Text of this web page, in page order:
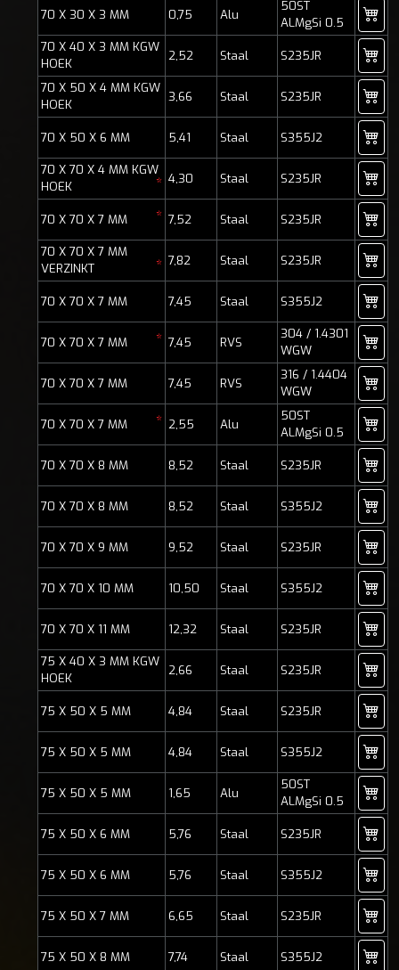
70 X 30 X 3 MM 0,75 Alu
50ST
ALMgSi 0.5
70 X 40 X 3 MM KGW
HOEK
2,52 Staal S235JR
70 X 50 X 4 MM KGW
HOEK
3,66 Staal S235JR
70 X 50 X 6 MM 5,41 Staal S355J2
70 X 70 X 4 MM KGW
HOEK
* 4,30 Staal S235JR
70 X 70 X 7 MM * 7,52 Staal S235JR
70 X 70 X 7 MM
VERZINKT
* 7,82 Staal S235JR
70 X 70 X 7 MM 7,45 Staal S355J2
70 X 70 X 7 MM * 7,45 RVS
304 / 1.4301
WGW
70 X 70 X 7 MM 7,45 RVS
316 / 1.4404
WGW
70 X 70 X 7 MM * 2,55 Alu
50ST
ALMgSi 0.5
70 X 70 X 8 MM 8,52 Staal S235JR
70 X 70 X 8 MM 8,52 Staal S355J2
70 X 70 X 9 MM 9,52 Staal S235JR
70 X 70 X 10 MM 10,50 Staal S355J2
70 X 70 X 11 MM 12,32 Staal S235JR
75 X 40 X 3 MM KGW
HOEK
2,66 Staal S235JR
75 X 50 X 5 MM 4,84 Staal S235JR
75 X 50 X 5 MM 4,84 Staal S355J2
75 X 50 X 5 MM 1,65 Alu
50ST
ALMgSi 0.5
75 X 50 X 6 MM 5,76 Staal S235JR
75 X 50 X 6 MM 5,76 Staal S355J2
75 X 50 X 7 MM 6,65 Staal S235JR
75 X 50 X 8 MM 7,74 Staal S355J2